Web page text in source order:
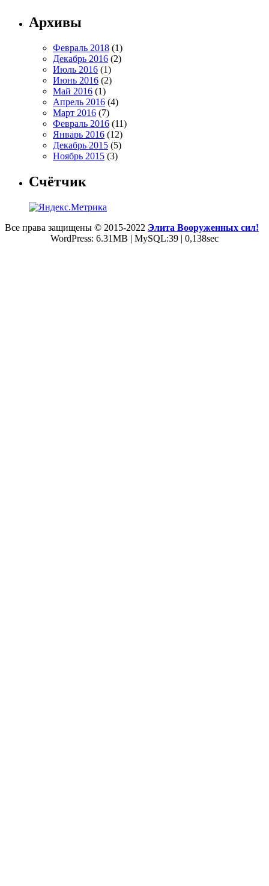
Архивы
Февраль 2018 (1)
Декабрь 2016 (2)
Июль 2016 (1)
Июнь 2016 (2)
Май 2016 (1)
Апрель 2016 (4)
Март 2016 (7)
Февраль 2016 (11)
Январь 2016 (12)
Декабрь 2015 (5)
Ноябрь 2015 (3)
Счётчик
Все права защищены © 2015-2022 Элита Вооруженных сил!
WordPress: 6.31MB | MySQL:39 | 0,138sec